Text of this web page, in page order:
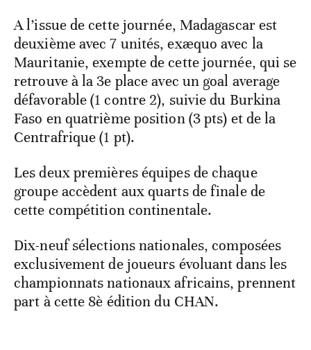
A l’issue de cette journée, Madagascar est
deuxième avec 7 unités, exæquo avec la
Mauritanie, exempte de cette journée, qui se
retrouve à la 3e place avec un goal average
défavorable (1 contre 2), suivie du Burkina
Faso en quatrième position (3 pts) et de la
Centrafrique (1 pt).
Les deux premières équipes de chaque
groupe accèdent aux quarts de finale de
cette compétition continentale.
Dix-neuf sélections nationales, composées
exclusivement de joueurs évoluant dans les
championnats nationaux africains, prennent
part à cette 8è édition du CHAN.